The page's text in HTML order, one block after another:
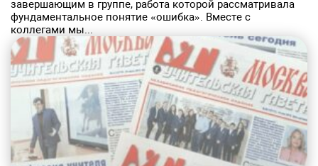
завершающим в группе, работа которой рассматривала
фундаментальное понятие «ошибка». Вместе с
коллегами мы...